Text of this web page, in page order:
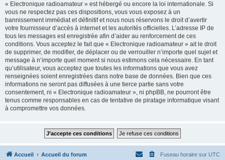
« Electronique radioamateur » est hébergé ou encore la loi internationale. Si
vous ne respectez pas ces dispositions, vous vous exposez à un
bannissement immédiat et définitif et nous nous réservons le droit d’avertir
votre fournisseur d’accès à internet et les autorités officielles. L’adresse IP de
tous les messages est enregistrée afin d’aider au renforcement de ces
conditions. Vous acceptez le fait que « Electronique radioamateur » ait le droit
de supprimer, de modifier, de déplacer ou de verrouiller n’importe quel sujet et
message à n’importe quel moment si nous estimons cela nécessaire. En tant
qu’utilisateur, vous acceptez que toutes les informations que vous avez
renseignées soient enregistrées dans notre base de données. Bien que ces
informations ne seront pas diffusées à une tierce partie sans votre
consentement, ni « Electronique radioamateur », ni phpBB, ne pourront être
tenus comme responsables en cas de tentative de piratage informatique visant
à compromettre vos données.
Accueil Accueil du forum Fuseau horaire sur UTC